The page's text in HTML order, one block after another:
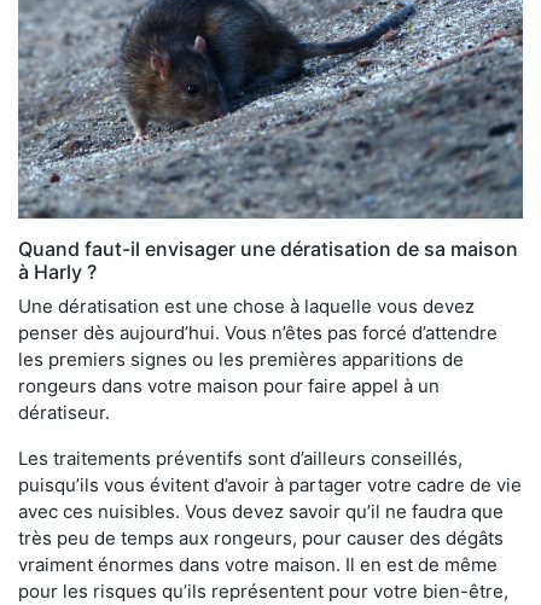
Quand faut-il envisager une dératisation de sa maison
à Harly ?
Une dératisation est une chose à laquelle vous devez
penser dès aujourd’hui. Vous n’êtes pas forcé d’attendre
les premiers signes ou les premières apparitions de
rongeurs dans votre maison pour faire appel à un
dératiseur.
Les traitements préventifs sont d’ailleurs conseillés,
puisqu’ils vous évitent d’avoir à partager votre cadre de vie
avec ces nuisibles. Vous devez savoir qu’il ne faudra que
très peu de temps aux rongeurs, pour causer des dégâts
vraiment énormes dans votre maison. Il en est de même
pour les risques qu’ils représentent pour votre bien-être,